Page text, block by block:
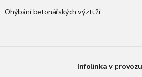
Ohýbání betonářských výztuží
Infolinka v provozu